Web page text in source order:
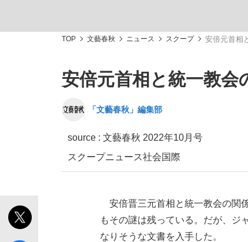
私のあのとき、私のいま
TOP 文藝春秋 ニュース スクープ 安倍元首相
安倍元首相と統一教会
「文藝春秋」編集部
source : 文藝春秋 2022年10月号
スクープニュース社会国際
安倍晋三元首相と統一教会の関
もその謎は残っている。だが、ジ
なりそうな文書を入手した。